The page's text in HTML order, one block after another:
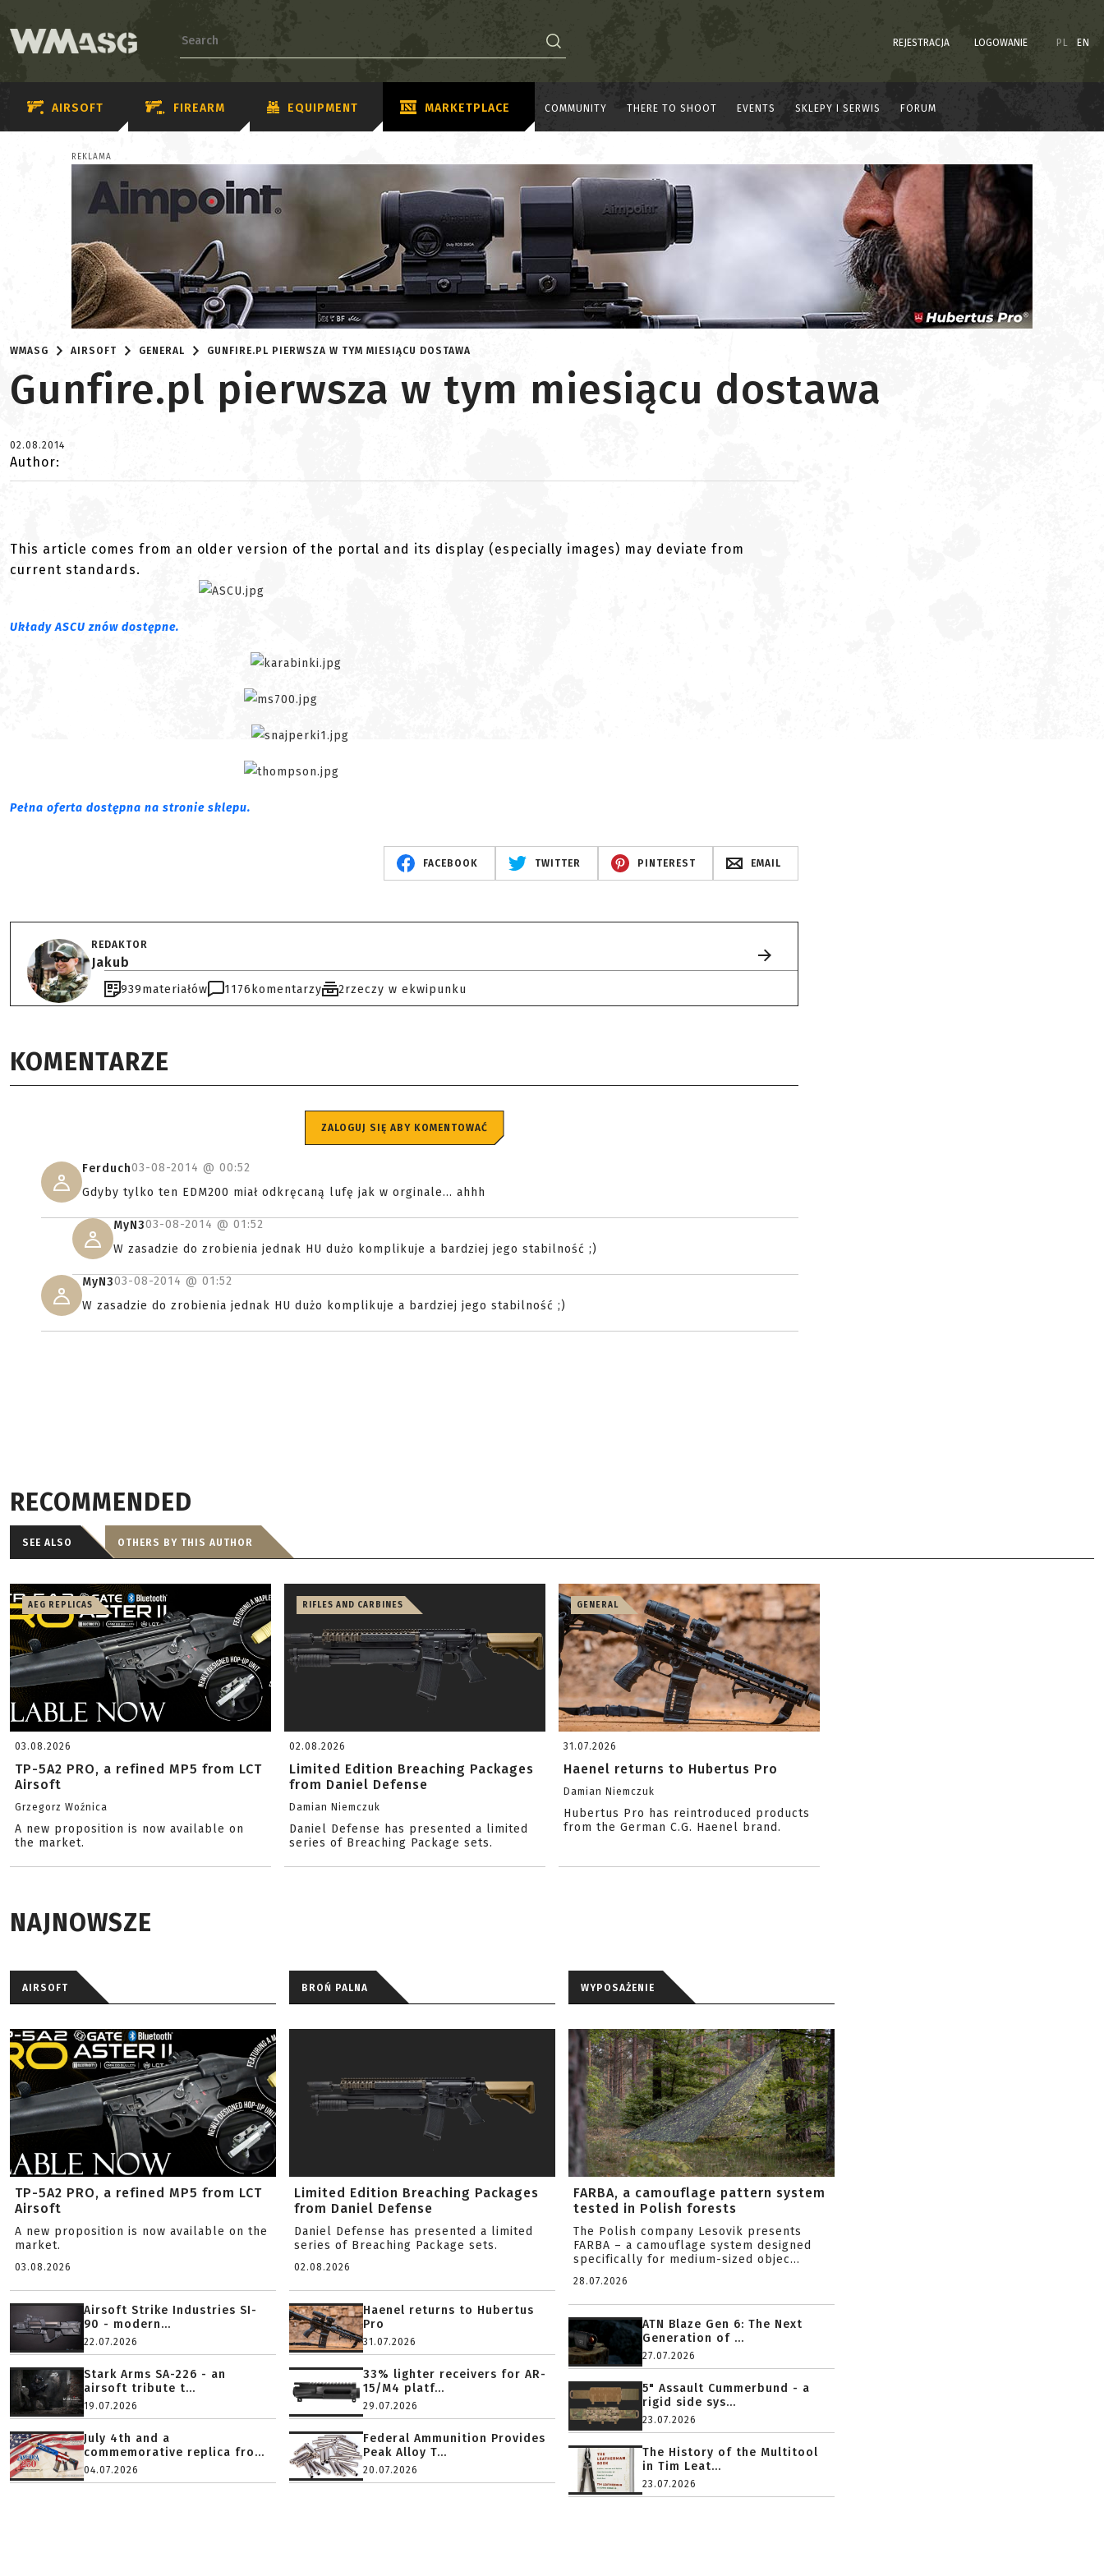
REJESTRACJA LOGOWANIE PL EN
AIRSOFT FIREARM EQUIPMENT MARKETPLACE COMMUNITY THERE TO SHOOT EVENTS SKLEPY I SERWIS FORUM
REKLAMA
WMASG AIRSOFT GENERAL GUNFIRE.PL PIERWSZA W TYM MIESIĄCU DOSTAWA
Gunfire.pl pierwsza w tym miesiącu dostawa
02.08.2014
Author:
This article comes from an older version of the portal and its display (especially images) may deviate from
current standards.
Układy ASCU znów dostępne.
Pełna oferta dostępna na stronie sklepu.
FACEBOOK TWITTER PINTEREST EMAIL
REDAKTOR
Jakub
939materiałów 1176 komentarzy 2rzeczy w ekwipunku
KOMENTARZE
ZALOGUJ SIĘ ABY KOMENTOWAĆ
Ferduch03-08-2014 @ 00:52
Gdyby tylko ten EDM200 miał odkręcaną lufę jak w orginale... ahhh
MyN303-08-2014 @ 01:52
W zasadzie do zrobienia jednak HU dużo komplikuje a bardziej jego stabilność ;)
MyN303-08-2014 @ 01:52
W zasadzie do zrobienia jednak HU dużo komplikuje a bardziej jego stabilność ;)
RECOMMENDED
SEE ALSO OTHERS BY THIS AUTHOR
AEG REPLICAS
03.08.2026
TP-5A2 PRO, a refined MP5 from LCT
Airsoft
Grzegorz Woźnica
A new proposition is now available on
the market.
RIFLES AND CARBINES
02.08.2026
Limited Edition Breaching Packages
from Daniel Defense
Damian Niemczuk
Daniel Defense has presented a limited
series of Breaching Package sets.
GENERAL
31.07.2026
Haenel returns to Hubertus Pro
Damian Niemczuk
Hubertus Pro has reintroduced products
from the German C.G. Haenel brand.
NAJNOWSZE
AIRSOFT
TP-5A2 PRO, a refined MP5 from LCT
Airsoft
A new proposition is now available on the
market.
03.08.2026
Airsoft Strike Industries SI-
90 - modern...
22.07.2026
Stark Arms SA-226 - an
airsoft tribute t...
19.07.2026
July 4th and a
commemorative replica fro...
04.07.2026
BROŃ PALNA
Limited Edition Breaching Packages
from Daniel Defense
Daniel Defense has presented a limited
series of Breaching Package sets.
02.08.2026
Haenel returns to Hubertus
Pro
31.07.2026
33% lighter receivers for AR-
15/M4 platf...
29.07.2026
Federal Ammunition Provides
Peak Alloy T...
20.07.2026
WYPOSAŻENIE
FARBA, a camouflage pattern system
tested in Polish forests
The Polish company Lesovik presents
FARBA – a camouflage system designed
specifically for medium-sized objec...
28.07.2026
ATN Blaze Gen 6: The Next
Generation of ...
27.07.2026
5" Assault Cummerbund - a
rigid side sys...
23.07.2026
The History of the Multitool
in Tim Leat...
23.07.2026